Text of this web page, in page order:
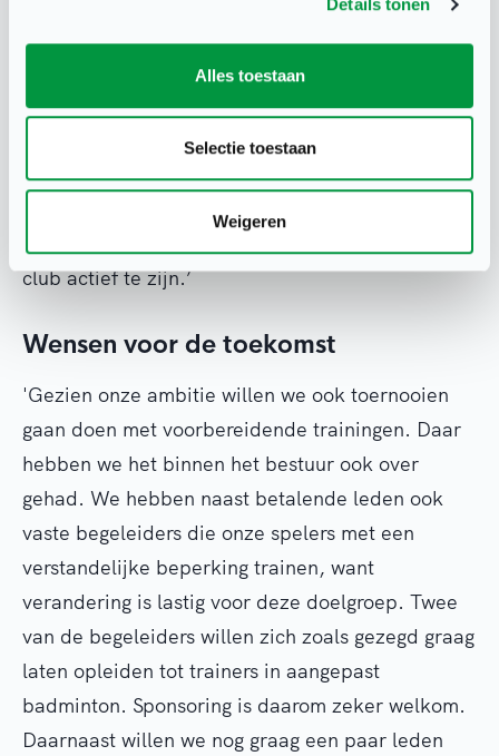
Details tonen
Alles toestaan
Selectie toestaan
Weigeren
waardoor de grote zenuwen in beide benen niet
functioneren. Omdat ik slecht de balans kan
houden zit ik soms in een rolstoel. Maar ik speel
zelf nog staand, met behulp van braces, speciale
voetortheses (speciale voetondersteuning, red).
club actief te zijn.’
Wensen voor de toekomst
'Gezien onze ambitie willen we ook toernooien
gaan doen met voorbereidende trainingen. Daar
hebben we het binnen het bestuur ook over
gehad. We hebben naast betalende leden ook
vaste begeleiders die onze spelers met een
verstandelijke beperking trainen, want
verandering is lastig voor deze doelgroep. Twee
van de begeleiders willen zich zoals gezegd graag
laten opleiden tot trainers in aangepast
badminton. Sponsoring is daarom zeker welkom.
Daarnaast willen we nog graag een paar leden